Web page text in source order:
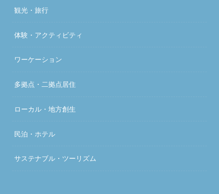
観光・旅行
体験・アクティビティ
ワーケーション
多拠点・二拠点居住
ローカル・地方創生
民泊・ホテル
サステナブル・ツーリズム